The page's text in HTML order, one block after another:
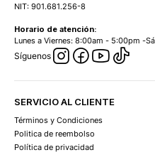
NIT: 901.681.256-8
Horario de atención:
Lunes a Viernes: 8:00am - 5:00pm -
Síguenos
SERVICIO AL CLIENTE
Términos y Condiciones
Politica de reembolso
Política de privacidad